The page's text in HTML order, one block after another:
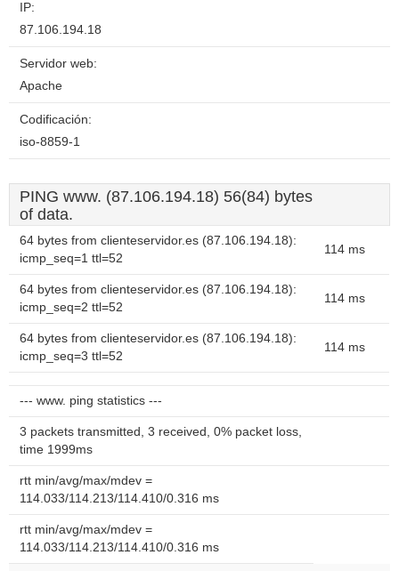
IP:
87.106.194.18
Servidor web:
Apache
Codificación:
iso-8859-1
PING www. (87.106.194.18) 56(84) bytes
of data.
64 bytes from clienteservidor.es (87.106.194.18):
icmp_seq=1 ttl=52
114 ms
64 bytes from clienteservidor.es (87.106.194.18):
icmp_seq=2 ttl=52
114 ms
64 bytes from clienteservidor.es (87.106.194.18):
icmp_seq=3 ttl=52
114 ms
--- www. ping statistics ---
3 packets transmitted, 3 received, 0% packet loss,
time 1999ms
rtt min/avg/max/mdev =
114.033/114.213/114.410/0.316 ms
rtt min/avg/max/mdev =
114.033/114.213/114.410/0.316 ms